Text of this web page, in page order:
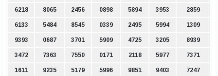
6218 8065 2456 0898 5894 3953 2859
6133 5484 8545 0339 2495 5994 1309
9393 0687 3701 5909 4725 3205 8939
3472 7363 7550 0171 2118 5977 7371
1611 9235 5179 5996 9851 9403 7247